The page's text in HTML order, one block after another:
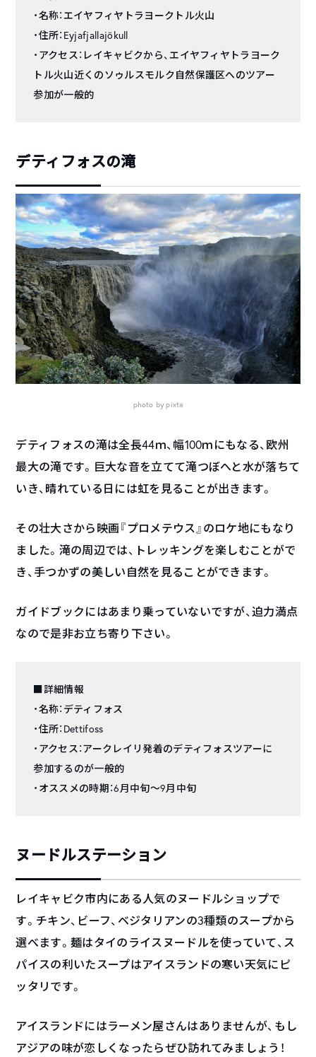
・名称：エイヤフィヤトラヨークトル火山
・住所：Eyjafjallajökull
・アクセス：レイキャビクから、エイヤフィヤトラヨーク
トル火山近くのソゥルスモルク自然保護区へのツアー
参加が一般的
デティフォスの滝
photo by pixta
デティフォスの滝は全長44ｍ、幅100ｍにもなる、欧州
最大の滝です。巨大な音を立てて滝つぼへと水が落ちて
いき、晴れている日には虹を見ることが出きます。
その壮大さから映画『プロメテウス』のロケ地にもなり
ました。滝の周辺では、トレッキングを楽しむことがで
き、手つかずの美しい自然を見ることができます。
ガイドブックにはあまり乗っていないですが、迫力満点
なので是非お立ち寄り下さい。
■詳細情報
・名称：デティフォス
・住所：Dettifoss
・アクセス：アークレイリ発着のデティフォスツアーに
参加するのが一般的
・オススメの時期：6月中旬～9月中旬
ヌードルステーション
レイキャビク市内にある人気のヌードルショップで
す。チキン、ビーフ、ベジタリアンの3種類のスープから
選べます。麺はタイのライスヌードルを使っていて、ス
パイスの利いたスープはアイスランドの寒い天気にピ
ッタリです。
アイスランドにはラーメン屋さんはありませんが、もし
アジアの味が恋しくなったらぜひ訪れてみましょう！